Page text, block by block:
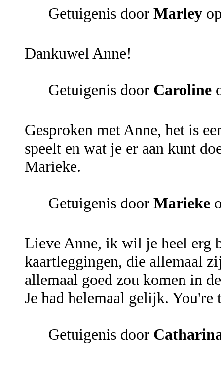
Getuigenis door Marley
Dankuwel Anne!
Getuigenis door Caroline
Gesproken met Anne, het is
speelt en wat je er aan kunt
Marieke.
Getuigenis door Marieke
Lieve Anne, ik wil je heel erg
kaartleggingen, die allemaal
allemaal goed zou komen in
Je had helemaal gelijk. You're
Getuigenis door